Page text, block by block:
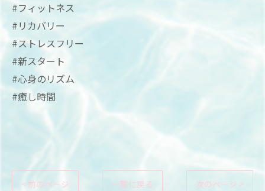
#フィットネス
#リカバリー
#ストレスフリー
#新スタート
#心身のリズム
#癒し時間
< 前のページ 一覧に戻る 次のページ >